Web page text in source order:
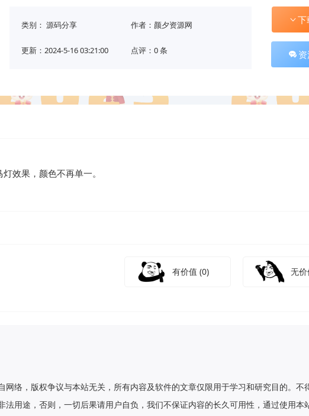
类别： 源码分享 作者：颜夕资源网
更新：2024-5-16 03:21:00 点评：0 条
下
效果，颜色不再单一。
有价值(0) 无
网络，版权争议与本站无关，所有内容及软件的文章仅限用于学习和研究目的。不
法用途，否则，一切后果请用户自负，我们不保证内容的长久可用性，通过使用本